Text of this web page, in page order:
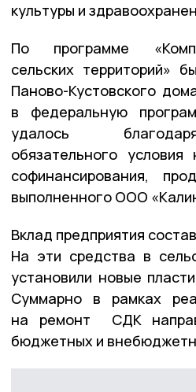
культуры и
По программе
сельских территорий»
Паново-Кустовского
в федеральную
удалось
обязательного условия
софинансирования,
выполненного ООО
Вклад предприятия
На эти средства в
установили новые
Суммарно в рамках
на ремонт СДК
бюджетных и